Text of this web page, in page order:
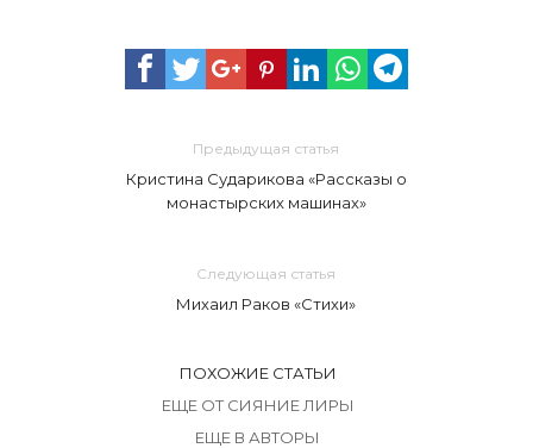
Предыдущая статья
Кристина Сударикова «Рассказы о
монастырских машинах»
Следующая статья
Михаил Раков «Стихи»
ПОХОЖИЕ СТАТЬИ
ЕЩЕ ОТ СИЯНИЕ ЛИРЫ
ЕЩЕ В АВТОРЫ